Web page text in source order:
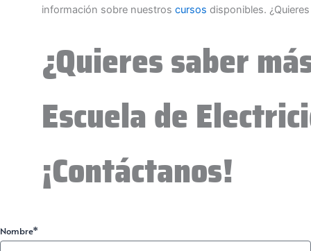
información sobre nuestros cursos disponibles.
¿Quieres saber
Escuela de
¡Contáctanos!
Nombre*